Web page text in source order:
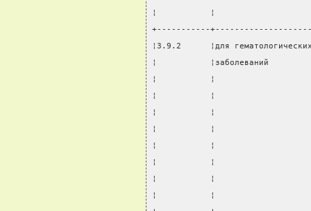
¦           ¦
+-----------
¦3.9.2      ¦для
¦           ¦заболеваний
¦           ¦
¦           ¦
¦           ¦
¦           ¦
¦           ¦
¦           ¦
¦           ¦
¦           ¦